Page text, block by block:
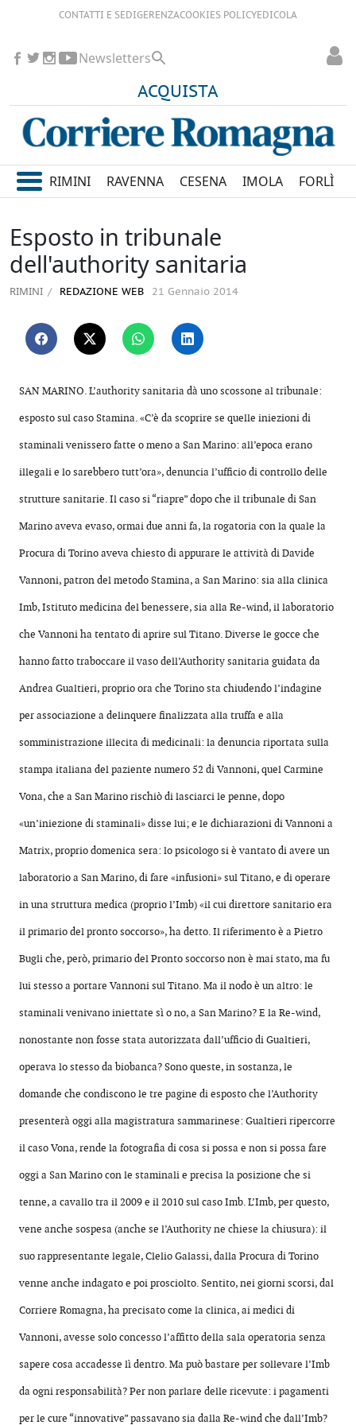
CONTATTI E SEDIGERENZACOOKIES POLICYEDICOLA
ACQUISTA
Newsletters
RIMINI RAVENNA CESENA IMOLA FORLÌ
Esposto in tribunale
dell'authority sanitaria
RIMINI REDAZIONE WEB 21 Gennaio 2014
SAN MARINO. L’authority sanitaria dà uno scossone al tribunale:
esposto sul caso Stamina. «C’è da scoprire se quelle iniezioni di
staminali venissero fatte o meno a San Marino: all’epoca erano
illegali e lo sarebbero tutt’ora», denuncia l’ufficio di controllo delle
strutture sanitarie. Il caso si “riapre” dopo che il tribunale di San
Marino aveva evaso, ormai due anni fa, la rogatoria con la quale la
Procura di Torino aveva chiesto di appurare le attività di Davide
Vannoni, patron del metodo Stamina, a San Marino: sia alla clinica
Imb, Istituto medicina del benessere, sia alla Re-wind, il laboratorio
che Vannoni ha tentato di aprire sul Titano. Diverse le gocce che
hanno fatto traboccare il vaso dell’Authority sanitaria guidata da
Andrea Gualtieri, proprio ora che Torino sta chiudendo l’indagine
per associazione a delinquere finalizzata alla truffa e alla
somministrazione illecita di medicinali: la denuncia riportata sulla
stampa italiana del paziente numero 52 di Vannoni, quel Carmine
Vona, che a San Marino rischiò di lasciarci le penne, dopo
«un’iniezione di staminali» disse lui; e le dichiarazioni di Vannoni a
Matrix, proprio domenica sera: lo psicologo si è vantato di avere un
laboratorio a San Marino, di fare «infusioni» sul Titano, e di operare
in una struttura medica (proprio l’Imb) «il cui direttore sanitario era
il primario del pronto soccorso», ha detto. Il riferimento è a Pietro
Bugli che, però, primario del Pronto soccorso non è mai stato, ma fu
lui stesso a portare Vannoni sul Titano. Ma il nodo è un altro: le
staminali venivano iniettate sì o no, a San Marino? E la Re-wind,
nonostante non fosse stata autorizzata dall’ufficio di Gualtieri,
operava lo stesso da biobanca? Sono queste, in sostanza, le
domande che condiscono le tre pagine di esposto che l’Authority
presenterà oggi alla magistratura sammarinese: Gualtieri ripercorre
il caso Vona, rende la fotografia di cosa si possa e non si possa fare
oggi a San Marino con le staminali e precisa la posizione che si
tenne, a cavallo tra il 2009 e il 2010 sul caso Imb. L’Imb, per questo,
vene anche sospesa (anche se l’Authority ne chiese la chiusura): il
suo rappresentante legale, Clelio Galassi, dalla Procura di Torino
venne anche indagato e poi prosciolto. Sentito, nei giorni scorsi, dal
Corriere Romagna, ha precisato come la clinica, ai medici di
Vannoni, avesse solo concesso l’affitto della sala operatoria senza
sapere cosa accadesse lì dentro. Ma può bastare per sollevare l’Imb
da ogni responsabilità? Per non parlare delle ricevute: i pagamenti
per le cure “innovative” passavano sia dalla Re-wind che dall’Imb?